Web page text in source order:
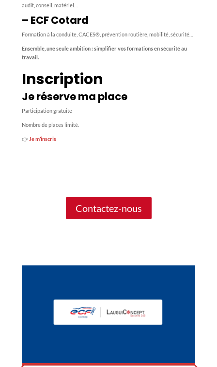
audit, conseil, matériel…
– ECF Cotard
Formation à la conduite, CACES®, prévention routière, mobilité, sécurité…
Ensemble, une seule ambition : simplifier vos formations en sécurité au
travail.
Inscription
Je réserve ma place
Participation gratuite
Nombre de places limité.
👉 Je m’inscris
Contactez-nous